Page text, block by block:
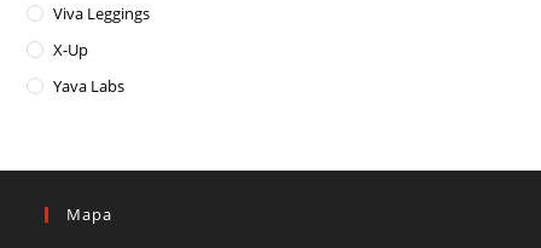
Viva Leggings
X-Up
Yava Labs
Mapa